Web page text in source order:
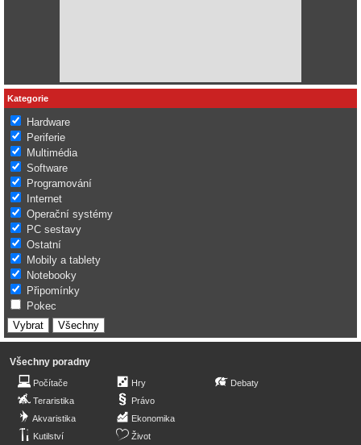
Kategorie
Hardware
Periferie
Multimédia
Software
Programování
Internet
Operační systémy
PC sestavy
Ostatní
Mobily a tablety
Notebooky
Připomínky
Pokec
Všechny poradny
Počítače
Teraristika
Akvaristika
Kutilství
Hry
Právo
Ekonomika
Život
Debaty